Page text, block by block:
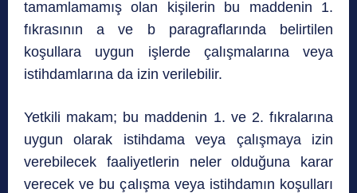
tamamlamamış olan kişilerin bu maddenin 1.
fıkrasının a ve b paragraflarında belirtilen
koşullara uygun işlerde çalışmalarına veya
istihdamlarına da izin verilebilir.
Yetkili makam; bu maddenin 1. ve 2. fıkralarına
uygun olarak istihdama veya çalışmaya izin
verebilecek faaliyetlerin neler olduğuna karar
verecek ve bu çalışma veya istihdamın koşulları